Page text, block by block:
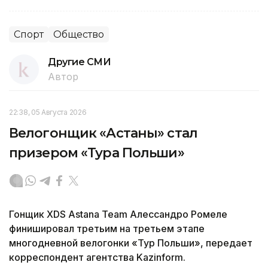
Спорт Общество
Другие СМИ
Автор
22:38, 05 Августа 2026
Велогонщик «Астаны» стал
призером «Тура Польши»
Гонщик XDS Astana Team Алессандро Ромеле
финишировал третьим на третьем этапе
многодневной велогонки «Тур Польши», передает
корреспондент агентства Kazinform.